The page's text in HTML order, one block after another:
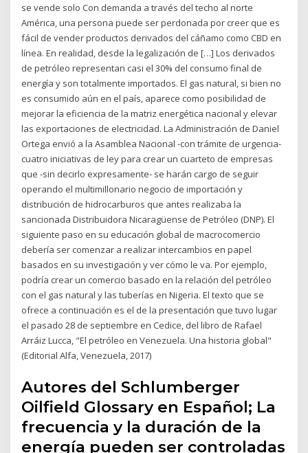
se vende solo Con demanda a través del techo al norte
América, una persona puede ser perdonada por creer que es
fácil de vender productos derivados del cáñamo como CBD en
línea. En realidad, desde la legalización de […] Los derivados
de petróleo representan casi el 30% del consumo final de
energía y son totalmente importados. El gas natural, si bien no
es consumido aún en el país, aparece como posibilidad de
mejorar la eficiencia de la matriz energética nacional y elevar
las exportaciones de electricidad. La Administración de Daniel
Ortega envió a la Asamblea Nacional -con trámite de urgencia-
cuatro iniciativas de ley para crear un cuarteto de empresas
que -sin decirlo expresamente- se harán cargo de seguir
operando el multimillonario negocio de importación y
distribución de hidrocarburos que antes realizaba la
sancionada Distribuidora Nicaragüense de Petróleo (DNP). El
siguiente paso en su educación global de macrocomercio
debería ser comenzar a realizar intercambios en papel
basados en su investigación y ver cómo le va. Por ejemplo,
podría crear un comercio basado en la relación del petróleo
con el gas natural y las tuberías en Nigeria. El texto que se
ofrece a continuación es el de la presentación que tuvo lugar
el pasado 28 de septiembre en Cedice, del libro de Rafael
Arráiz Lucca, "El petróleo en Venezuela. Una historia global"
(Editorial Alfa, Venezuela, 2017)
Autores del Schlumberger
Oilfield Glossary en Español; La
frecuencia y la duración de la
energía pueden ser controladas